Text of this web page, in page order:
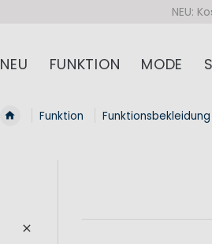
NEU:
NEU FUNKTION MODE
Funktion Funktionsbekleidung